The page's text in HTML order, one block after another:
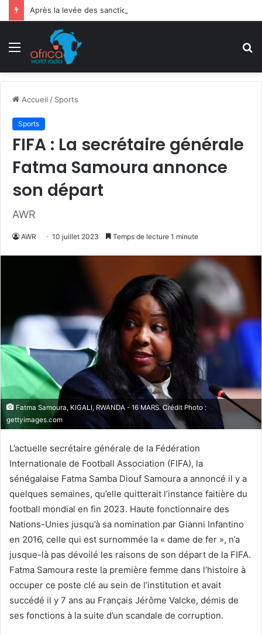
Menu
Accueil / Sports
Sports
FIFA : La secrétaire générale
Fatma Samoura annonce
son départ
AWR
AWR 10 juillet 2023 Temps de lecture 1 minute
Fatma Samoura, KIGALI, RWANDA - 16 MARS. Crédit Photo :
gettyimages.com
L’actuelle secrétaire générale de la Fédération
Internationale de Football Association (FIFA), la
sénégalaise Fatma Samba Diouf Samoura a annoncé il y a
quelques semaines, qu’elle quitterait l’instance faitière du
football mondial en fin 2023. Haute fonctionnaire des
Nations-Unies jusqu’à sa nomination par Gianni Infantino
en 2016, celle qui est surnommée la « dame de fer », n’a
jusque-là pas dévoilé les raisons de son départ de la FIFA.
Fatma Samoura reste la première femme dans l’histoire à
occuper ce poste clé au sein de l’institution et avait
succédé il y 7 ans au Français Jérôme Valcke, démis de
ses fonctions à la suite d’un scandale de corruption.